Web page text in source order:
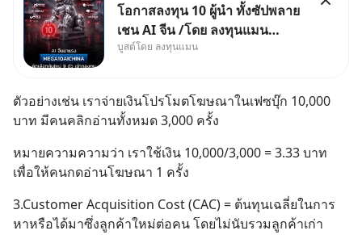
โอกาสลงทุน 10 ผู้นำ ทั้งซัปพลาย
เชน AI จีน /โดย ลงทุนแมน
✅ลงทุนตรง คัด 10 ผู้นำเน้น ๆ ใน
ผู้นำ AI จีน ตั้งแต่โรงงานผลิตชิป
หน่วยความจำ โมเดล
บูสต์โดย ลงทุนแมน
ตัวอย่างเช่น เราจ่ายเงินโปรโมตโฆษณาในเฟซบุ๊ก 10,000
บาท มีคนคลิกอ่านทั้งหมด 3,000 ครั้ง
หมายความความว่า เราใช้เงิน 10,000/3,000 = 3.33 บาท
เพื่อให้คนกดอ่านโฆษณา 1 ครั้ง
3.Customer Acquisition Cost (CAC) = ต้นทุนเฉลี่ยในการ
หาหรือได้มาซึ่งลูกค้าใหม่ต่อคน โดยไม่นับรวมลูกค้าเก่า